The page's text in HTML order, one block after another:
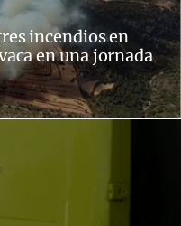
incendios en
en una jornada